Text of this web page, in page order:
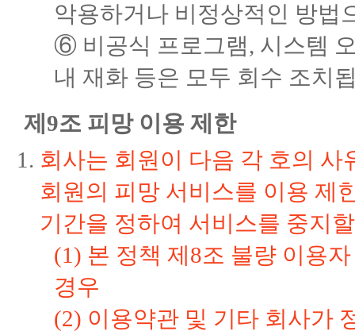
악용하거나 비정상적인 방법
⑥ 비공식 프로그램, 시스템
내 재화 등은 모두 회수 조치
제9조 피망 이용 제한
회사는 회원이 다음 각 호의
회원의 피망 서비스를 이용 제
기간을 정하여 서비스를 중지
(1) 본 정책 제8조 불량 이용
경우
(2) 이용약관 및 기타 회사가